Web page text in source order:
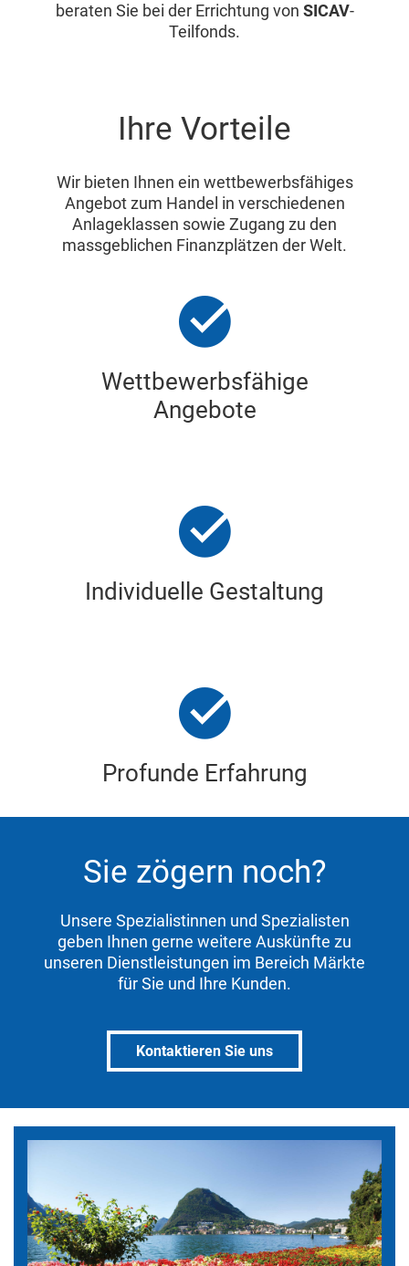
beraten Sie bei der Errichtung von SICAV-
Teilfonds.
Ihre Vorteile
Wir bieten Ihnen ein wettbewerbsfähiges
Angebot zum Handel in verschiedenen
Anlageklassen sowie Zugang zu den
massgeblichen Finanzplätzen der Welt.
Wettbewerbsfähige
Angebote
Individuelle Gestaltung
Profunde Erfahrung
Sie zögern noch?
Unsere Spezialistinnen und Spezialisten
geben Ihnen gerne weitere Auskünfte zu
unseren Dienstleistungen im Bereich Märkte
für Sie und Ihre Kunden.
Kontaktieren Sie uns